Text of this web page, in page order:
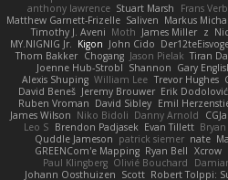
anthony lawrence Stuart Marsh Frans
Matthew Garnett-Frizelle Saliven Markus
Timothy J. Aveni Moth James Miller z
MY.NIGNIG Jr. Kigon John Cido
Thom Bakker Chogang Jason Pielak Tiran
Joenne Hub-Strobl Shannon Gary
Alexis Shuping William Lee Trevor Hughes
David Beneš Jeremy Brouwer Erik Dodolović
Ruben Vroman David Sibley Emil
James Wilson Niko Bidoli Danny Arnold
Leo S Brendon Padjasek Evan Tillett
Quddle Jameson patrick siemer nate
GREENCom'e Mapping Ryan Bell Xcrow
Paul Klingberg Olivié Bouchard
Johann Oosthuizen Scott Robert Tolppi: